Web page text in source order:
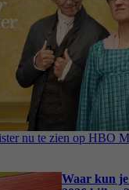
nu te zien op HBO
Waar kun